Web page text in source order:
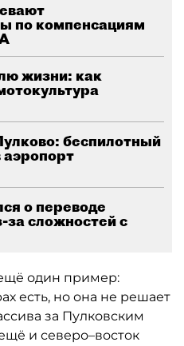
по компенсациям
жизни: как
беспилотный
аэропорт
о переводе
за сложностей с
один пример:
есть, но она не решает
за Пулковским
и северо–восток